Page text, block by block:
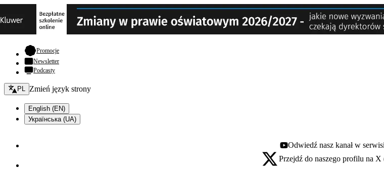
Promocje- otwiera się w nowej karcie
Newsletter
Podcasty
Zmień język - bieżący:
PL Zmień język strony
English (EN)
Українська (UA)
Youtube - otwiera się w nowej karcie
Odwiedź nasz kanał w
X - otwiera się w nowej karcie
Przejdź do naszego profilu na